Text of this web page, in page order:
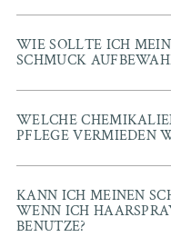
WIE SOLLTE ICH
SCHMUCK
WELCHE
PFLEGE VERMIEDEN
KANN ICH MEINEN
WENN ICH
BENUTZE?